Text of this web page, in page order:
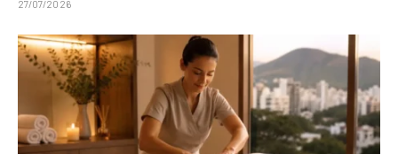
27/07/2026